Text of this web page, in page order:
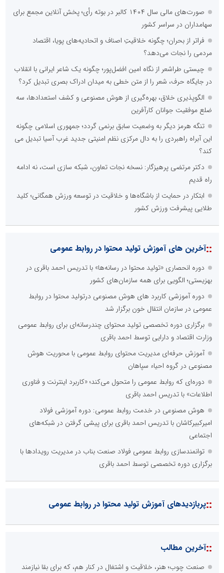
صورت‌های مالی سال ۱۴۰۴ کالبر در بوته رأی؛ پخش آنلاین مجمع برای
سهامداران در سراسر کشور
فراتر از بحران؛ چگونه خلاقیتِ اصناف و اتحادیه‌های پویا، اقتصاد
مردمی را نجات می‌دهد؟
چیستی طراشعر از نگاه امین افضل‌پور؛ چگونه یک شاعر ایرانی با انقلاب
در جایگاه حرف، شعر را از متن خطی به میدان ادراک بصری تبدیل کرد؟
الگوپذیری خلاق، بهره‌گیری از هوش مصنوعی و کشف استعدادها، سه
ضلع موفقیت جوانان کارآفرین
تنگه هرمز دیگر به وضعیت سابق برنمی گردد؛ جمهوری اسلامی چگونه
این آبراه راهبردی را به دال مرکزی نظم امنیتی جدید غرب آسیا تبدیل می
کند؟
دکتر مرتضی پرهیزگار: نسخه نجات تعاون، شبکه سازی است، نه ادامه
راه قدیم
ابتکار در حمایت از باشگاه‌ها و خلاقیت در توسعه ورزش همگانی؛ کلید
طلایی پیشرفت ورزش کشور
::آخرین های آموزش تولید محتوا در روابط عمومی
دوره انحصاری «تولید محتوا در رسانه‌ها» با تدریس احمد باقری در
بهزیستی؛ الگویی برای همه سازمان‌های کشور
دوره آموزشی کاربرد های هوش مصنوعی درتولید محتوا در روابط
عمومی در سازمان انتقال خون برگزار شد
برگزاری دوره تخصصی تولید محتوای چندرسانه‌ای برای روابط عمومی
وزارت اقتصاد و دارایی توسط احمد باقری
آموزش حرفه‌ای مدیریت محتوای روابط عمومی با محوریت هوش
مصنوعی در گروه احیاء سپاهان
دوره‌ای که روابط عمومی را متحول می‌کند؛ «کاربرد اینترنت و فناوری
اطلاعات» با تدریس احمد باقری
هوش مصنوعی در خدمت روابط عمومی: دوره آموزشی فولاد
امیرکبیرکاشان با تدریس احمد باقری برای پیشی گرفتن در شبکه‌های
اجتماعی
توانمندسازی روابط عمومی فولاد صنعت بناب در مدیریت رویدادها با
برگزاری دوره تخصصی توسط احمد باقری
::پربازدیدهای آموزش تولید محتوا در روابط عمومی
::آخرین مطالب
صنعت چوب؛ هنر، خلاقیت و اشتغال در کنار هم، که برای بقا نیازمند